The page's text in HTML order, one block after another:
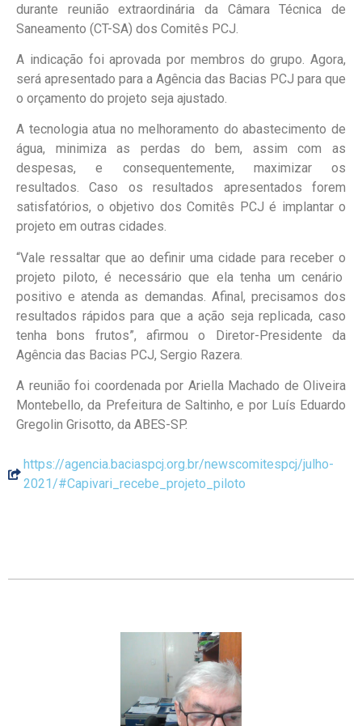
durante reunião extraordinária da Câmara Técnica de
Saneamento (CT-SA) dos Comitês PCJ.
A indicação foi aprovada por membros do grupo. Agora,
será apresentado para a Agência das Bacias PCJ para que
o orçamento do projeto seja ajustado.
A tecnologia atua no melhoramento do abastecimento de
água, minimiza as perdas do bem, assim com as
despesas, e consequentemente, maximizar os
resultados. Caso os resultados apresentados forem
satisfatórios, o objetivo dos Comitês PCJ é implantar o
projeto em outras cidades.
“Vale ressaltar que ao definir uma cidade para receber o
projeto piloto, é necessário que ela tenha um cenário
positivo e atenda as demandas. Afinal, precisamos dos
resultados rápidos para que a ação seja replicada, caso
tenha bons frutos”, afirmou o Diretor-Presidente da
Agência das Bacias PCJ, Sergio Razera.
A reunião foi coordenada por Ariella Machado de Oliveira
Montebello, da Prefeitura de Saltinho, e por Luís Eduardo
Gregolin Grisotto, da ABES-SP.
https://agencia.baciaspcj.org.br/newscomitespcj/julho-
2021/#Capivari_recebe_projeto_piloto